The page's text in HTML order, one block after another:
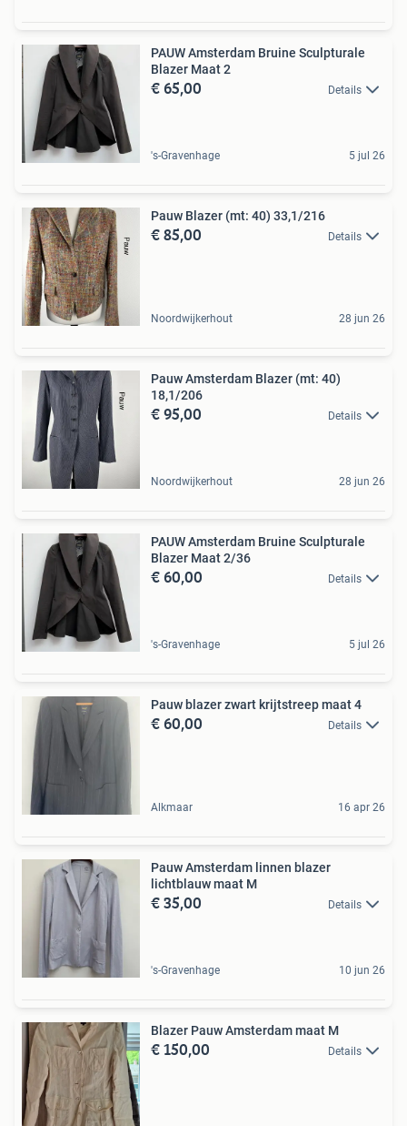
PAUW Amsterdam Bruine Sculpturale
Blazer Maat 2
€ 65,00 Details
's-Gravenhage 5 jul 26
Pauw Blazer (mt: 40) 33,1/216
€ 85,00 Details
Noordwijkerhout 28 jun 26
Pauw Amsterdam Blazer (mt: 40)
18,1/206
€ 95,00 Details
Noordwijkerhout 28 jun 26
PAUW Amsterdam Bruine Sculpturale
Blazer Maat 2/36
€ 60,00 Details
's-Gravenhage 5 jul 26
Pauw blazer zwart krijtstreep maat 4
€ 60,00 Details
Alkmaar 16 apr 26
Pauw Amsterdam linnen blazer
lichtblauw maat M
€ 35,00 Details
's-Gravenhage 10 jun 26
Blazer Pauw Amsterdam maat M
€ 150,00 Details